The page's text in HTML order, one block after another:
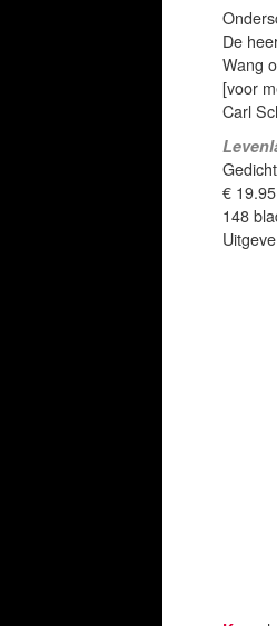
De
Wang
[voor
Carl
€ 19.95
148